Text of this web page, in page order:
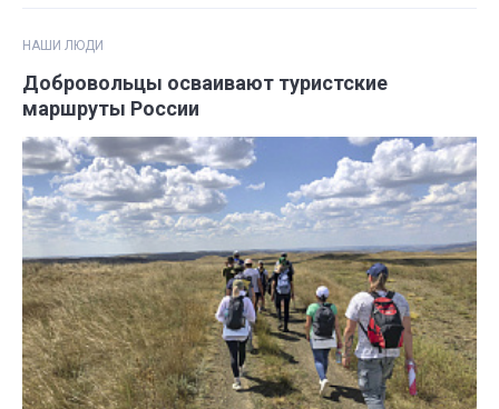
НАШИ ЛЮДИ
Добровольцы осваивают туристские
маршруты России